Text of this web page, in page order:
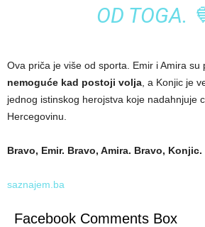
OD TOGA.
Ova priča je više od sporta. Emir i Amira su
nemoguće kad postoji volja , a Konjic je
jednog istinskog herojstva koje nadahnjuje
Hercegovinu.
Bravo, Emir. Bravo, Amira. Bravo, Konjic.
saznajem.ba
Facebook Comments Box